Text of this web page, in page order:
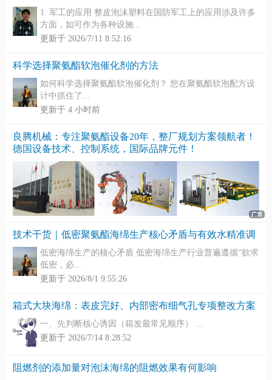
1. 军工的应用 整皮泡沫塑料在国防军工上的应用涉及许多
方面，如可作为各种设施...
更新于 2026/7/11 8:52:16
科学选择聚氨酯软泡催化剂的方法
如何科学选择聚氨酯软泡催化剂？ 您在聚氨酯软泡配方设
计中抓住了...
更新于 4 小时前
良腾机械：专注聚氨酯设备20年，整厂规划方案领航者！
德国设备技术、控制系统，国际品牌元件！
技术干货｜低密聚氨酯海绵生产核心矛盾与有效水精准调
低密海绵生产的核心矛盾 低密海绵生产行业普遍遵循“欲求
低密，必...
更新于 2026/8/1 9:55:26
箱式大块海绵：表皮完好、内部密布细气孔专项整改方案
一、先判断核心诱因（箱发最常见顺序） ...
更新于 2026/7/14 8:28:52
阻燃剂的添加量对泡沫海绵的阻燃效果有何影响